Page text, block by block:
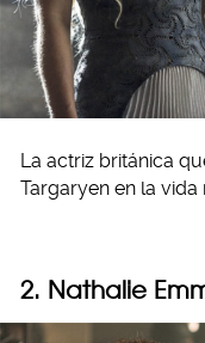
La actriz británica
Targaryen en la
2. Nathalie